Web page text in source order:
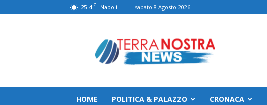
25.4 C Napoli sabato 8 Agosto 2026
HOME POLITICA & PALAZZO CRONACA